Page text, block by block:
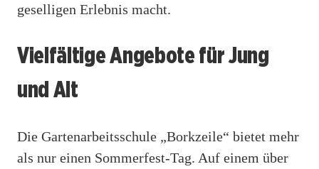
geselligen Erlebnis macht.
Vielfältige Angebote für Jung
und Alt
Die Gartenarbeitsschule „Borkzeile“ bietet mehr
als nur einen Sommerfest-Tag. Auf einem über